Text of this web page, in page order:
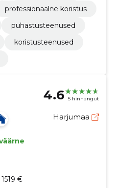
professionaalne koristus
puhastusteenused
koristusteenused
4.6 5 hinnangut
Harjumaa
1519 €